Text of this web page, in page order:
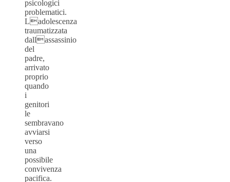
psicologici
problematici.
Ladolescenza
traumatizzata
dallassassinio
del
padre,
arrivato
proprio
quando
i
genitori
le
sembravano
avviarsi
verso
una
possibile
convivenza
pacifica.